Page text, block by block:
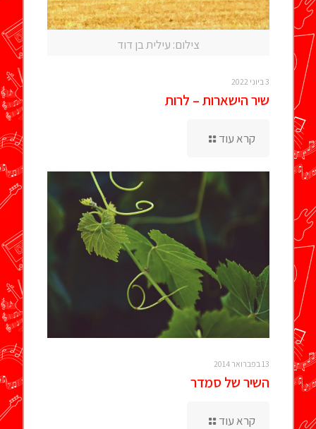
צילום: עילית בן דוד
3 ביוני 2022
שיר הישארות – לרות
קרא עוד
13 בפברואר 2014
השיר של סמדר
קרא עוד